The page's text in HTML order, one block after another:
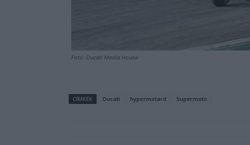
Fotó: Ducati Media House
CÍMKÉK Ducati hypermotard Supermoto